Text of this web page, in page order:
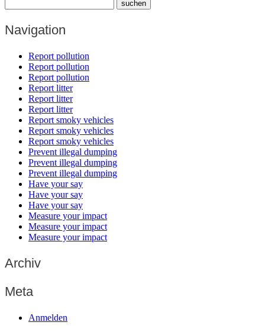
Navigation
Report pollution
Report pollution
Report pollution
Report litter
Report litter
Report litter
Report smoky vehicles
Report smoky vehicles
Report smoky vehicles
Prevent illegal dumping
Prevent illegal dumping
Prevent illegal dumping
Have your say
Have your say
Have your say
Measure your impact
Measure your impact
Measure your impact
Archiv
Meta
Anmelden